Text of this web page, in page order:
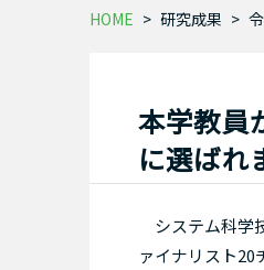
HOME 研究成果
本学教員
に選ばれ
システム科学
ァイナリスト20